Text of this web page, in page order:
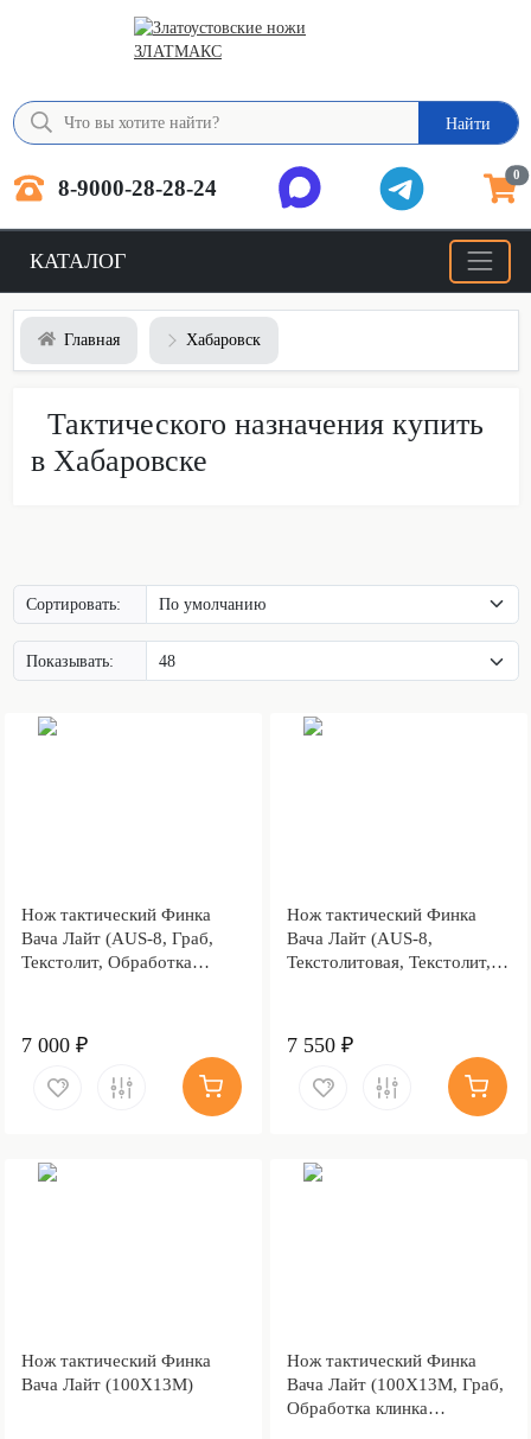
Найти
8-9000-28-28-24 0
КАТАЛОГ
Главная Хабаровск
Тактического назначения купить
в Хабаровске
Сортировать:
Показывать:
Нож тактический Финка
Вача Лайт (AUS-8, Граб,
Текстолит, Обработка
7 000 ₽
Нож тактический Финка
Вача Лайт (AUS-8,
Текстолитовая, Текстолит,
7 550 ₽
Нож тактический Финка
Вача Лайт (100Х13М)
Нож тактический Финка
Вача Лайт (100Х13М, Граб,
Обработка клинка